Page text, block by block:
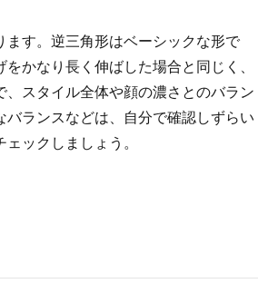
す。逆三角形はベーシックな形で
かなり長く伸ばした場合と同じく、
スタイル全体や顔の濃さとのバラン
ランスなどは、自分で確認しずらい
ックしましょう。